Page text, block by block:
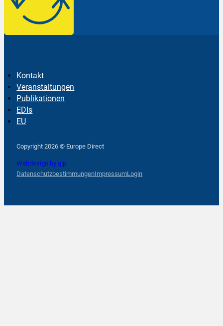
Kontakt
Veranstaltungen
Publikationen
EDIs
EU
Copyright 2026 © Europe Direct
Webdesign by qlp
DatenschutzbestimmungenImpressumLogin